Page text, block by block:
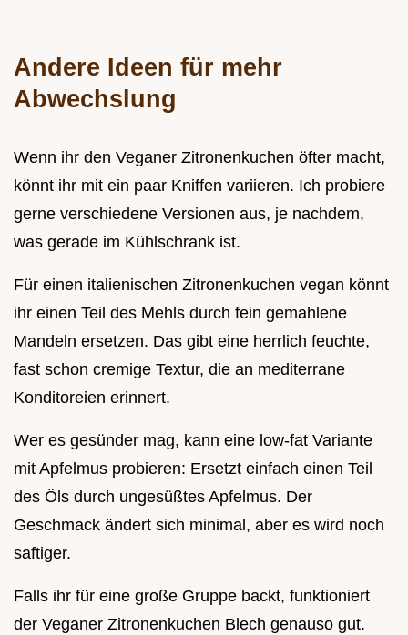
Andere Ideen für mehr
Abwechslung
Wenn ihr den Veganer Zitronenkuchen öfter macht,
könnt ihr mit ein paar Kniffen variieren. Ich probiere
gerne verschiedene Versionen aus, je nachdem,
was gerade im Kühlschrank ist.
Für einen italienischen Zitronenkuchen vegan könnt
ihr einen Teil des Mehls durch fein gemahlene
Mandeln ersetzen. Das gibt eine herrlich feuchte,
fast schon cremige Textur, die an mediterrane
Konditoreien erinnert.
Wer es gesünder mag, kann eine low-fat Variante
mit Apfelmus probieren: Ersetzt einfach einen Teil
des Öls durch ungesüßtes Apfelmus. Der
Geschmack ändert sich minimal, aber es wird noch
saftiger.
Falls ihr für eine große Gruppe backt, funktioniert
der Veganer Zitronenkuchen Blech genauso gut.